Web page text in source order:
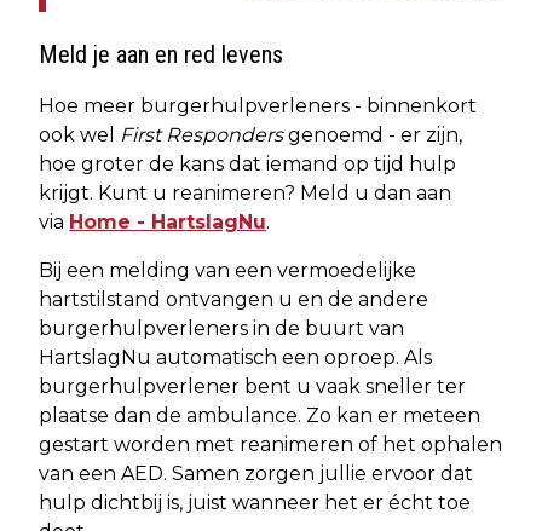
Meld je aan en red levens
Hoe meer burgerhulpverleners - binnenkort
ook wel
First Respondersgenoemd - er zijn,
hoe groter de kans dat iemand op tijd hulp
krijgt. Kunt u reanimeren? Meld u dan aan
via Home - HartslagNu.
Bij een melding van een vermoedelijke
hartstilstand ontvangen u en de andere
burgerhulpverleners in de buurt van
HartslagNu automatisch een oproep. Als
burgerhulpverlener bent u vaak sneller ter
plaatse dan de ambulance. Zo kan er meteen
gestart worden met reanimeren of het ophalen
van een AED. Samen zorgen jullie ervoor dat
hulp dichtbij is, juist wanneer het er écht toe